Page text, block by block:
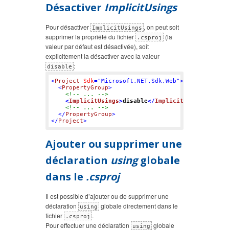
Désactiver ImplicitUsings
Pour désactiver ImplicitUsings , on peut soit
supprimer la propriété du fichier
.csproj (la
valeur par défaut est désactivée), soit
explicitement la désactiver avec la valeur
disable :
<Project Sdk="Microsoft.NET.Sdk.Web">
<PropertyGroup>
<!-- ... -->
<ImplicitUsings>disable</ImplicitUsings
<!-- ... -->
</PropertyGroup>
</Project>
Ajouter ou supprimer une
déclaration usingglobale
dans le .csproj
Il est possible d’ajouter ou de supprimer une
déclaration
using globale directement dans le
fichier
.csproj .
Pour effectuer une déclaration
using globale